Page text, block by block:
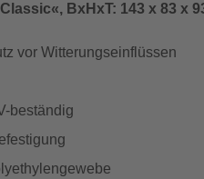
BxHxT: 143 x 83 x
vor Witterungseinflüssen
beständig